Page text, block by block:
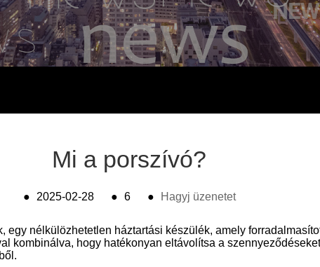
Mi a porszívó?
● 2025-02-28 ● 6 ● Hagyj üzenetet
egy nélkülözhetetlen háztartási készülék, amely
kombinálva, hogy hatékonyan eltávolítsa a